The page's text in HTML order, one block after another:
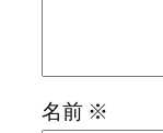
名前 ※